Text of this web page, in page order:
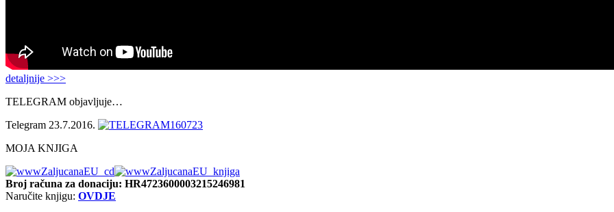
detaljnije >>>
TELEGRAM objavljuje…
Telegram 23.7.2016.
MOJA KNJIGA
Broj računa za donaciju: HR4723600003215246981
Naručite knjigu: OVDJE